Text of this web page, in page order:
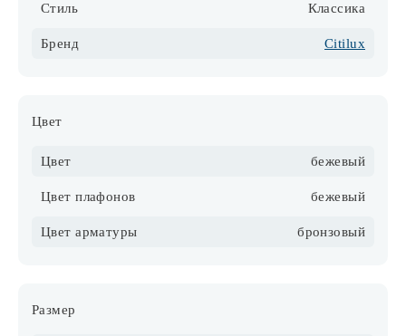
Стиль Классика
Бренд Citilux
Цвет
Цвет бежевый
Цвет плафонов бежевый
Цвет арматуры бронзовый
Размер